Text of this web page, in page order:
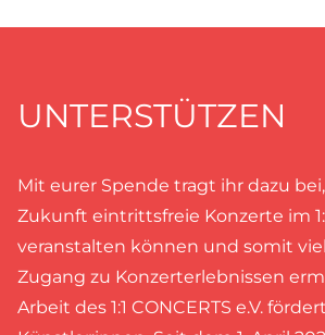
UNTERSTÜTZEN
Mit eurer Spende tragt ihr dazu
Zukunft eintrittsfreie Konzerte im
veranstalten können und somit
Zugang zu Konzerterlebnissen
Arbeit des 1:1 CONCERTS e.V.